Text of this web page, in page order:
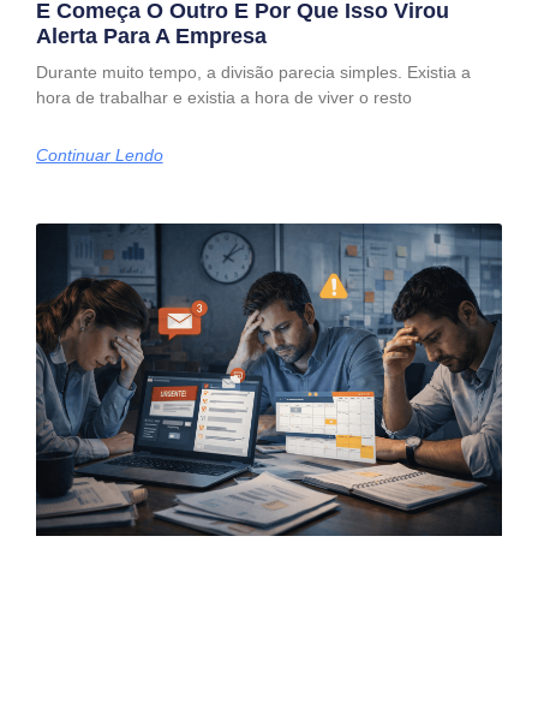
E Começa O Outro E Por Que Isso Virou
Alerta Para A Empresa
Durante muito tempo, a divisão parecia simples. Existia a
hora de trabalhar e existia a hora de viver o resto
Continuar Lendo